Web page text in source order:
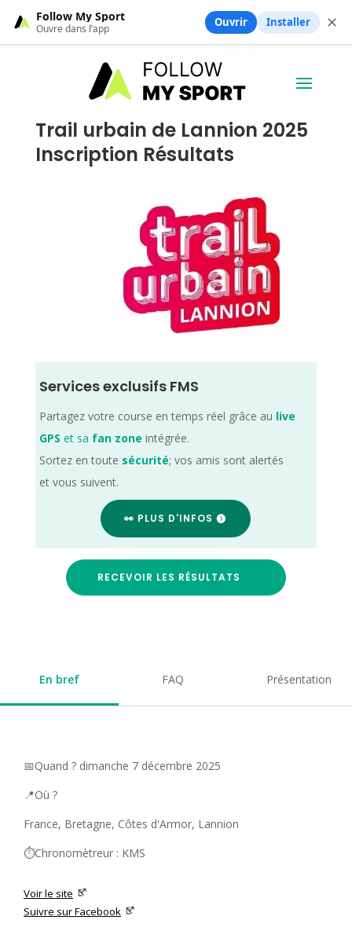
Trail urbain de Lannion 2025
Inscription Résultats
Services exclusifs FMS
Partagez votre course en temps réel grâce au live
GPS et sa fan zone intégrée.
Sortez en toute sécurité; vos amis sont alertés
et vous suivent.
👀 PLUS D'INFOS
RECEVOIR LES RÉSULTATS
En bref FAQ Présentation
📅Quand ? dimanche 7 décembre 2025
📍Où ?
France, Bretagne, Côtes d'Armor, Lannion
⏱️Chronomètreur : KMS
Voir le site
Suivre sur Facebook
Follow My Sport
Ouvre dans l’app Ouvrir Installer ✕